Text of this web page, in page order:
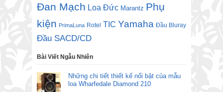
Đan Mạch Loa Đức Marantz Phụ
kiện PrimaLuna Rotel TIC Yamaha Đầu Bluray
Đầu SACD/CD
Bài Viết Ngẫu Nhiên
Những chi tiết thiết kế nổi bật của mẫu
loa Wharfedale Diamond 210